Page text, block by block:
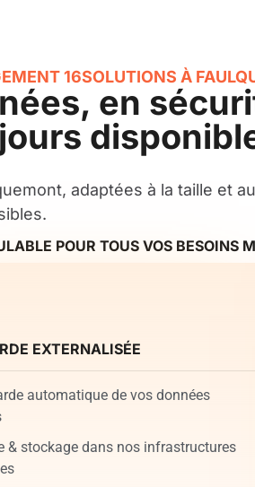
16SOLUTIONS À
en
adaptées à la taille et
POUR TOUS VOS BESOINS
EXTERNALISÉE
automatique de vos données
& stockage dans nos infrastructures